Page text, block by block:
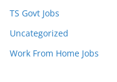
TS Govt Jobs
Uncategorized
Work From Home Jobs